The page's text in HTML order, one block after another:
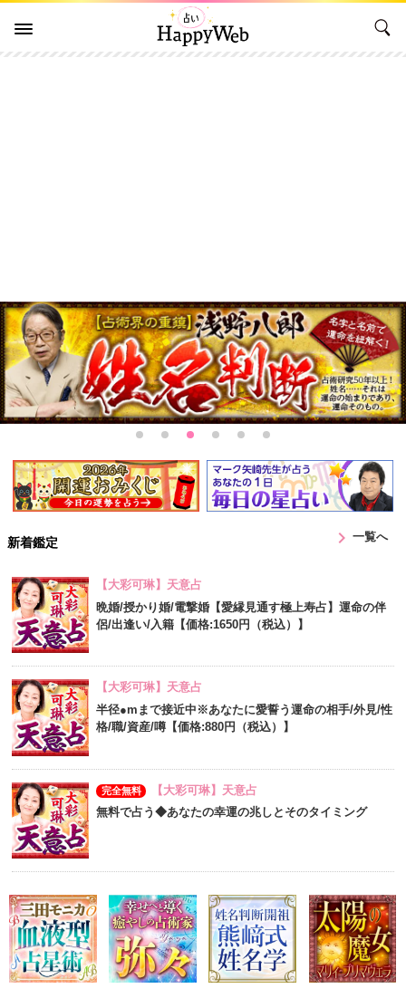
新着鑑定 chevron_right一覧へ
【大彩可琳】天意占
晩婚/授かり婚/電撃婚【愛縁見通す極上寿占】運命の伴
侶/出逢い/入籍【価格:1650円（税込）】
【大彩可琳】天意占
半径●mまで接近中※あなたに愛誓う運命の相手/外見/性
格/職/資産/噂【価格:880円（税込）】
完全無料
【大彩可琳】天意占
無料で占う◆あなたの幸運の兆しとそのタイミング